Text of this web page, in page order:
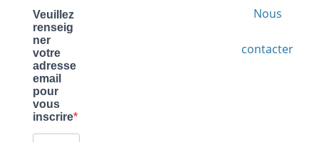
Nous
contacter